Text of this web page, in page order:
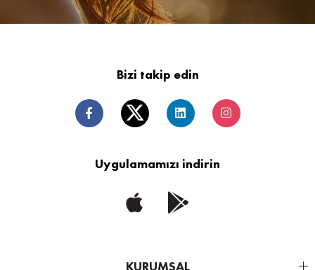
Bizi takip edin
Uygulamamızı indirin
KURUMSAL